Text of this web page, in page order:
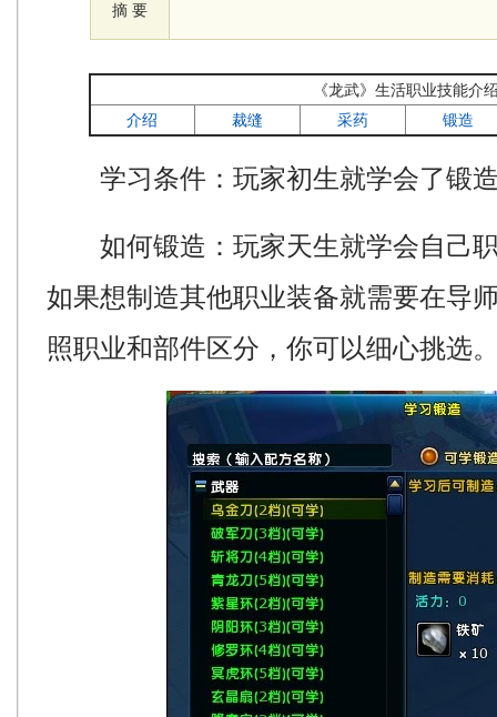
摘 要
《龙武》生活职业技能介
介绍
裁缝 采药 锻造
学习条件：玩家初生就学会了锻
如何锻造：玩家天生就学会自己职
如果想制造其他职业装备就需要在导
照职业和部件区分，你可以细心挑选